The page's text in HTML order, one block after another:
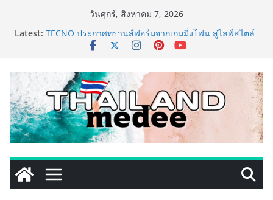
วันศุกร์, สิงหาคม 7, 2026
Latest: เหิงลี่ แมนูแฟคเจอริ่ง เทคโนโลยี (ไทยแลนด์) เปิดโรงงาน
แห่งใหม่ในชลบุรี เดินหน้าขยายฐานการผลิตสู่เอเชียตะวัน
ออกเฉียงใต้ เสริมแกร่งยุทธศาสตร์ระดับโลก
แฟชั่นไอเท็ม เสิร์ฟใหญ่ปักหมุดแลนมาร์คใหม่กลางสถานี
MRT วาง POVA 8 Series จุดเริ่มต้นครั้งสำคัญ
PIPPER STANDARD® เปิดตัวแชมพูอาบน้ำ และ โฟมอาบ
แห้งสัตว์เลี้ยง ชูนวัตกรรมพลังธรรมชาติ “Zero-Residue”
เลียขนได้ ปลอดภัย ไร้สารตกค้าง
เริ่มแล้ว! อ.ต.ก.แฟร์ 4 ภาค @ภาคกลาง “มนต์เสน่ห์เกษตร
คุณภาพจากทั่วไทย วันนี้ – 8 สิงหาคมนี้ ณ ลานคนเมือง
ททท. ประกาศความสำเร็จ Village to the World Season
5 ผนึก 9 พันธมิตร ขับเคลื่อน ESG Tourism สืบสานพระ